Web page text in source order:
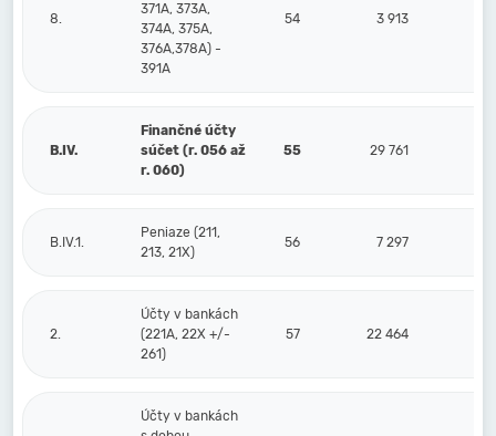
8.
371A, 373A,
374A, 375A,
376A,378A) -
391A
54 3 913
B.IV.
Finančné účty
súčet (r. 056 až
r. 060)
55 29 761
B.IV.1.
Peniaze (211,
213, 21X)
56 7 297
2.
Účty v bankách
(221A, 22X +/-
261)
57 22 464
Účty v bankách